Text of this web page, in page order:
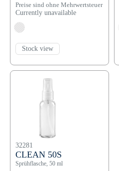
Preise sind ohne Mehrwertsteuer
Currently unavailable
Stock view
32281
CLEAN 50S
Sprühflasche, 50 ml